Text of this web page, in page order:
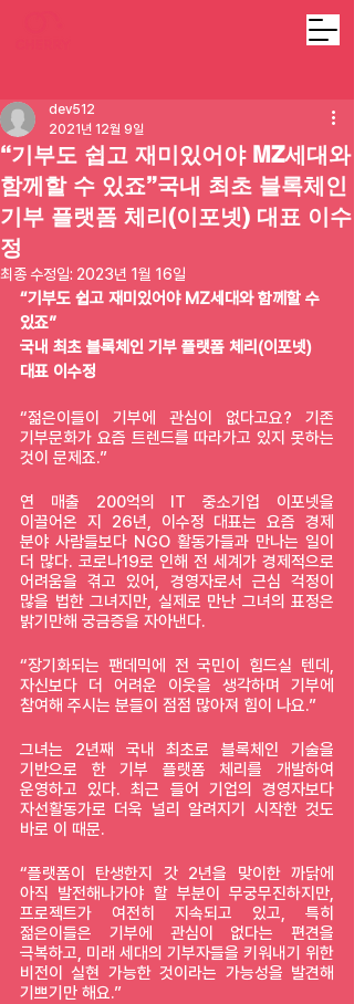
“기부도 쉽고 재미있어야 MZ세대와
함께할 수 있죠”국내 최초 블록체인
기부 플랫폼 체리(이포넷) 대표 이수
정
dev512
2021년 12월 9일
최종 수정일: 2023년 1월 16일
“기부도 쉽고 재미있어야 MZ세대와 함께할 수
있죠”
국내 최초 블록체인 기부 플랫폼 체리(이포넷)
대표 이수정
“젊은이들이 기부에 관심이 없다고요? 기존
기부문화가 요즘 트렌드를 따라가고 있지 못하는
것이 문제죠.”
연 매출 200억의 IT 중소기업 이포넷을
이끌어온 지 26년, 이수정 대표는 요즘 경제
분야 사람들보다 NGO 활동가들과 만나는 일이
더 많다. 코로나19로 인해 전 세계가 경제적으로
어려움을 겪고 있어, 경영자로서 근심 걱정이
많을 법한 그녀지만, 실제로 만난 그녀의 표정은
밝기만해 궁금증을 자아낸다.
“장기화되는 팬데믹에 전 국민이 힘드실 텐데,
자신보다 더 어려운 이웃을 생각하며 기부에
참여해 주시는 분들이 점점 많아져 힘이 나요.”
그녀는 2년째 국내 최초로 블록체인 기술을
기반으로 한 기부 플랫폼 체리를 개발하여
운영하고 있다. 최근 들어 기업의 경영자보다
자선활동가로 더욱 널리 알려지기 시작한 것도
바로 이 때문.
“플랫폼이 탄생한지 갓 2년을 맞이한 까닭에
아직 발전해나가야 할 부분이 무궁무진하지만,
프로젝트가 여전히 지속되고 있고, 특히
젊은이들은 기부에 관심이 없다는 편견을
극복하고, 미래 세대의 기부자들을 키워내기 위한
비전이 실현 가능한 것이라는 가능성을 발견해
기쁘기만 해요.”